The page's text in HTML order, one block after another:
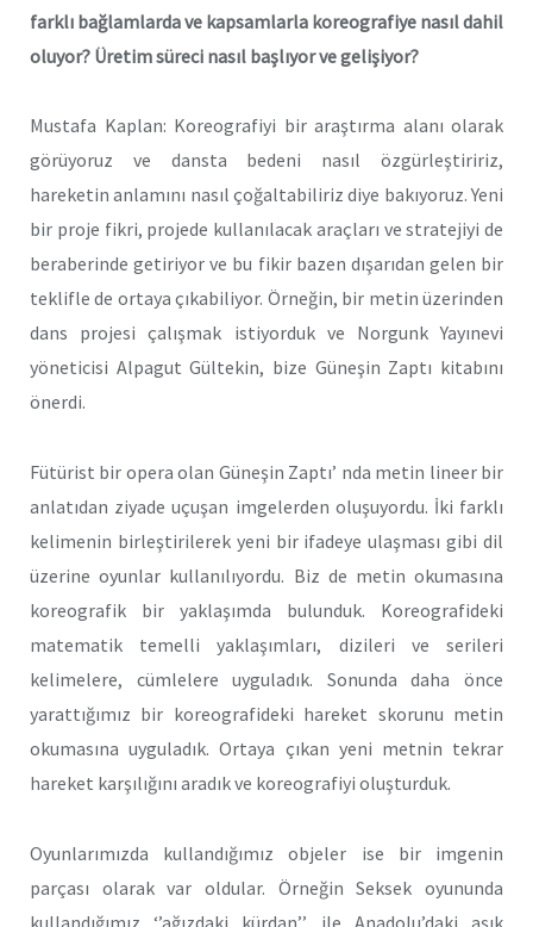
farklı bağlamlarda ve kapsamlarla koreografiye nasıl dahil
oluyor? Üretim süreci nasıl başlıyor ve gelişiyor?
Mustafa Kaplan: Koreografiyi bir araştırma alanı olarak
görüyoruz ve dansta bedeni nasıl özgürleştiririz,
hareketin anlamını nasıl çoğaltabiliriz diye bakıyoruz. Yeni
bir proje fikri, projede kullanılacak araçları ve stratejiyi de
beraberinde getiriyor ve bu fikir bazen dışarıdan gelen bir
teklifle de ortaya çıkabiliyor. Örneğin, bir metin üzerinden
dans projesi çalışmak istiyorduk ve Norgunk Yayınevi
yöneticisi Alpagut Gültekin, bize Güneşin Zaptı kitabını
önerdi.
Fütürist bir opera olan Güneşin Zaptı’ nda metin lineer bir
anlatıdan ziyade uçuşan imgelerden oluşuyordu. İki farklı
kelimenin birleştirilerek yeni bir ifadeye ulaşması gibi dil
üzerine oyunlar kullanılıyordu. Biz de metin okumasına
koreografik bir yaklaşımda bulunduk. Koreografideki
matematik temelli yaklaşımları, dizileri ve serileri
kelimelere, cümlelere uyguladık. Sonunda daha önce
yarattığımız bir koreografideki hareket skorunu metin
okumasına uyguladık. Ortaya çıkan yeni metnin tekrar
hareket karşılığını aradık ve koreografiyi oluşturduk.
Oyunlarımızda kullandığımız objeler ise bir imgenin
parçası olarak var oldular. Örneğin Seksek oyununda
kullandığımız ‘’ağızdaki kürdan’’ ile Anadolu’daki aşık